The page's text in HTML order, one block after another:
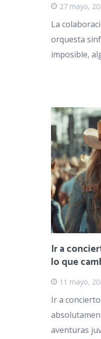
27 mayo,
La
orquesta
imposible,
Ir a
lo que
11 mayo,
Ir a
aventuras